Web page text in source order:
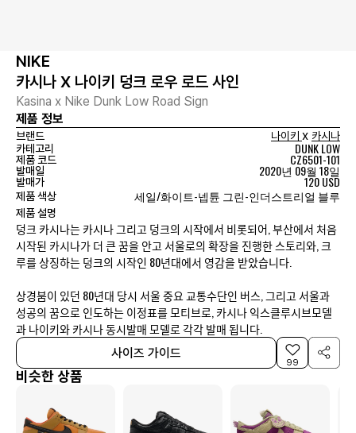
NIKE
카시나 X 나이키 덩크 로우 로드 사인
Kasina x Nike Dunk Low Road Sign
제품 정보
브랜드 나이키 x 카시나
카테고리
DUNK LOW
제품 코드 CZ6501-101
발매일 2020년 09월 18일
발매가 120 USD
제품 색상 세일/화이트-넵튠 그린-인더스트리얼 블루
제품 설명
덩크 카시나는 카시나 그리고 덩크의 시작에서 비롯되어, 부산에서 처음
시작된 카시나가 더 큰 꿈을 안고 서울로의 확장을 진행한 스토리와, 크
루를 상징하는 덩크의 시작인 80년대에서 영감을 받았습니다.
상경붐이 있던 80년대 당시 서울 중요 교통수단인 버스, 그리고 서울과
성공의 꿈으로 인도하는 이정표를 모티브로, 카시나 익스클루시브모델
과 나이키와 카시나 동시발매 모델로 각각 발매 됩니다.
사이즈 가이드
99
비슷한 상품